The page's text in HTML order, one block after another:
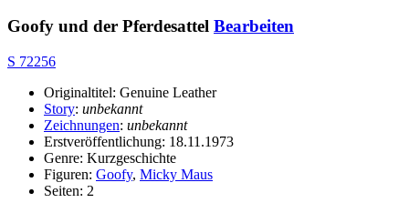
Goofy und der Pferdesattel Bearbeiten
S 72256
Originaltitel: Genuine Leather
Story: unbekannt
Zeichnungen: unbekannt
Erstveröffentlichung: 18.11.1973
Genre: Kurzgeschichte
Figuren: Goofy, Micky Maus
Seiten: 2